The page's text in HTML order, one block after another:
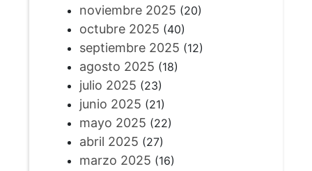
noviembre 2025 (20)
octubre 2025 (40)
septiembre 2025 (12)
agosto 2025 (18)
julio 2025 (23)
junio 2025 (21)
mayo 2025 (22)
abril 2025 (27)
marzo 2025 (16)